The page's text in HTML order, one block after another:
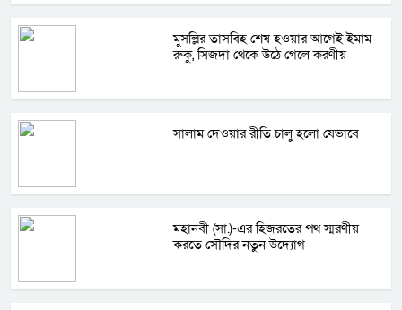
মুসল্লির তাসবিহ শেষ হওয়ার আগেই ইমাম
রুকু, সিজদা থেকে উঠে গেলে করণীয়
সালাম দেওয়ার রীতি চালু হলো যেভাবে
মহানবী (সা.)-এর হিজরতের পথ স্মরণীয়
করতে সৌদির নতুন উদ্যোগ